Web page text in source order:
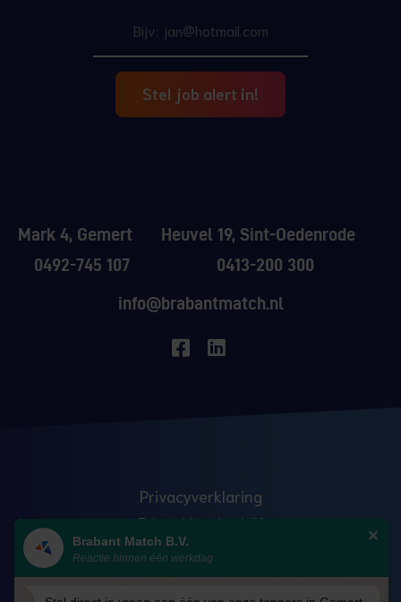
Stel job alert in!
Mark 4, Gemert
0492-745 107
Heuvel 19, Sint-Oedenrode
0413-200 300
info@brabantmatch.nl
Privacyverklaring
Erkend leerbedrijf
Anti discriminatie
Veelgestelde vragen
Brabant Match B.V.
Reactie binnen één werkdag